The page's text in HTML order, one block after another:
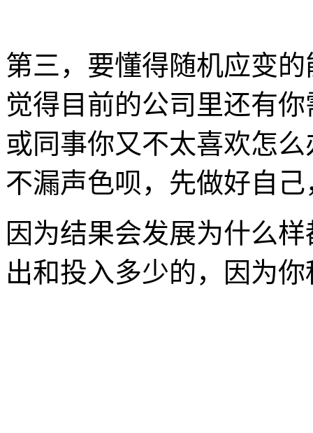
第三，要懂得随机应变
觉得目前的公司里还有
或同事你又不太喜欢怎
不漏声色呗，先做好自
因为结果会发展为什么
出和投入多少的，因为